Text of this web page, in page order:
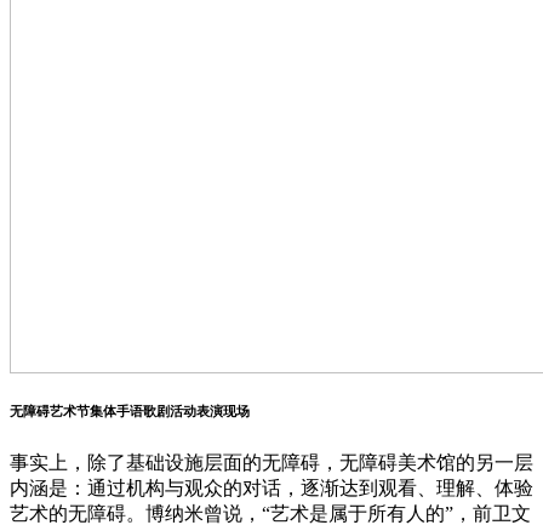
无障碍艺术节集体手语歌剧活动表演现场
事实上，除了基础设施层面的无障碍，无障碍美术馆的另一层
内涵是：通过机构与观众的对话，逐渐达到观看、理解、体验
艺术的无障碍。博纳米曾说，“艺术是属于所有人的”，前卫文